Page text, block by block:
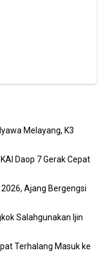
Melayang, K3
Daop 7 Gerak Cepat
2026, Ajang Bergengsi
Salahgunakan Ijin
Terhalang Masuk ke